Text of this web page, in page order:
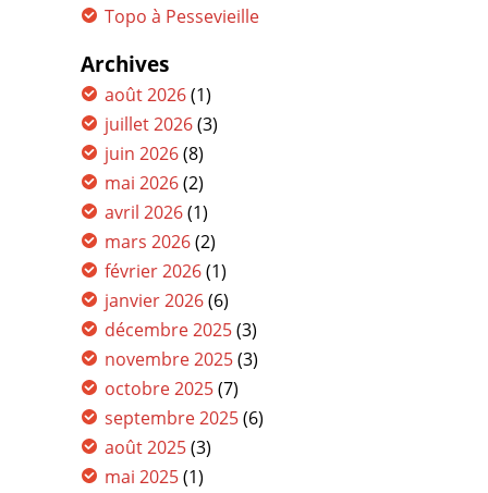
Topo à Pessevieille
Archives
août 2026(1)
juillet 2026(3)
juin 2026(8)
mai 2026(2)
avril 2026(1)
mars 2026(2)
février 2026(1)
janvier 2026(6)
décembre 2025(3)
novembre 2025(3)
octobre 2025(7)
septembre 2025(6)
août 2025(3)
mai 2025(1)